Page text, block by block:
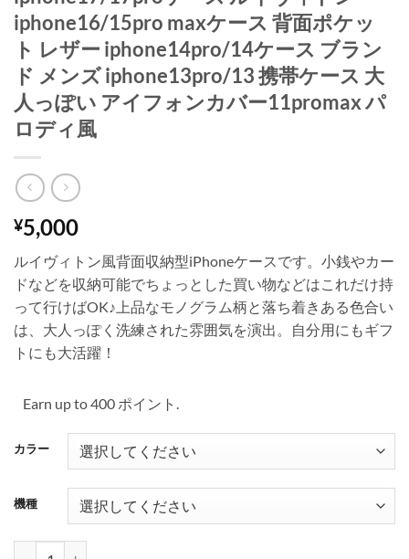
iphone16/15pro maxケース 背面ポケッ
ト レザー iphone14pro/14ケース ブラン
ド メンズ iphone13pro/13 携帯ケース 大
人っぽい アイフォンカバー11promax パ
ロディ風
¥5,000
ルイヴィトン風背面収納型iPhoneケースです。小銭やカー
ドなどを収納可能でちょっとした買い物などはこれだけ持
って行けばOK♪上品なモノグラム柄と落ち着きある色合い
は、大人っぽく洗練された雰囲気を演出。自分用にもギフ
トにも大活躍！
Earn up to 400 ポイント.
カラー
機種